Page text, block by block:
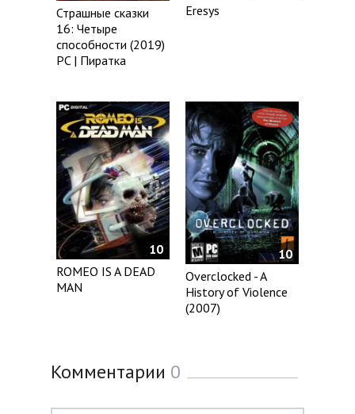
Страшные сказки
16: Четыре
способности (2019)
PC | Пиратка
Eresys
10
ROMEO IS A DEAD
MAN
10
Overclocked - A
History of Violence
(2007)
Комментарии 0